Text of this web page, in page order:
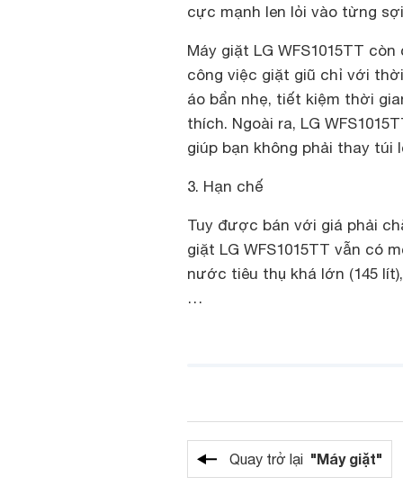
cực mạnh len lỏi vào từng
Máy giặt LG WFS1015TT
công việc giặt giũ chỉ với
áo bẩn nhẹ, tiết kiệm thời
thích. Ngoài ra, LG
giúp bạn không phải thay túi
3. Hạn chế
Tuy được bán với giá phải
giặt LG WFS1015TT vẫn có
nước tiêu thụ khá lớn (145
…
Quay trở lại "Máy giặt"